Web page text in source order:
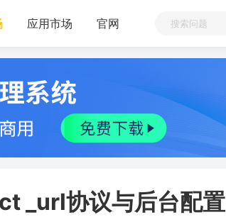
应用市场 官网
_url协议与后台配置